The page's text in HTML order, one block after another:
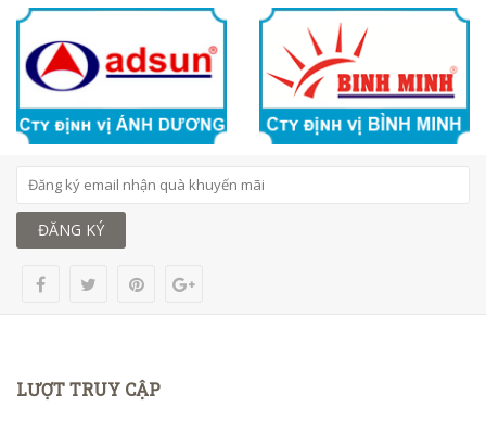
ĐĂNG KÝ
LƯỢT TRUY CẬP